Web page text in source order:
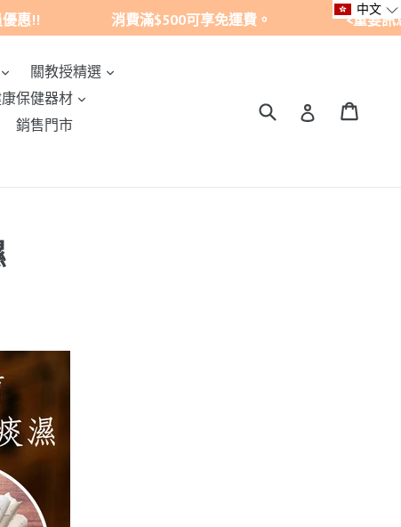
消費滿$500可享免運費。 <重要訊息> 我們絕不會
展開關教授精選
展開
保健器材
展開
開銷售門市
搜尋 登入
中文